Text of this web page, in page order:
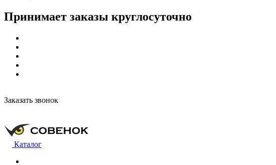
Принимает заказы круглосуточно
Заказать звонок
Каталог